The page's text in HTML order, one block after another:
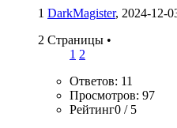
1 DarkMagister, 2024-12-
2 Страницы •
1 2
Ответов: 11
Просмотров: 97
Рейтинг0 / 5